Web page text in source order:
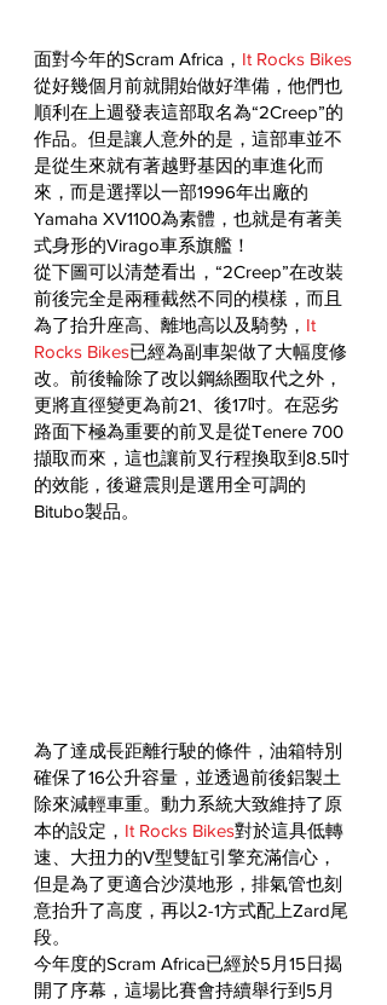
面對今年的Scram Africa， It Rocks Bikes
從好幾個月前就開始做好準備，他們也
順利在上週發表這部取名為“2Creep”的
作品。但是讓人意外的是，這部車並不
是從生來就有著越野基因的車進化而
來，而是選擇以一部1996年出廠的
Yamaha XV1100為素體，也就是有著美
式身形的Virago車系旗艦！
從下圖可以清楚看出，“2Creep”在改裝
前後完全是兩種截然不同的模樣，而且
為了抬升座高、離地高以及騎勢， It
Rocks Bikes已經為副車架做了大幅度修
改。前後輪除了改以鋼絲圈取代之外，
更將直徑變更為前21、後17吋。在惡劣
路面下極為重要的前叉是從Tenere 700
擷取而來，這也讓前叉行程換取到8.5吋
的效能，後避震則是選用全可調的
Bitubo製品。
為了達成長距離行駛的條件，油箱特別
確保了16公升容量，並透過前後鋁製土
除來減輕車重。動力系統大致維持了原
本的設定， It Rocks Bikes對於這具低轉
速、大扭力的V型雙缸引擎充滿信心，
但是為了更適合沙漠地形，排氣管也刻
意抬升了高度，再以2-1方式配上Zard尾
段。
今年度的Scram Africa已經於5月15日揭
開了序幕，這場比賽會持續舉行到5月